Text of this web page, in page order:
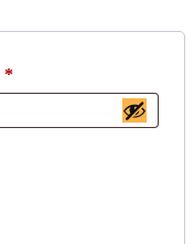
*